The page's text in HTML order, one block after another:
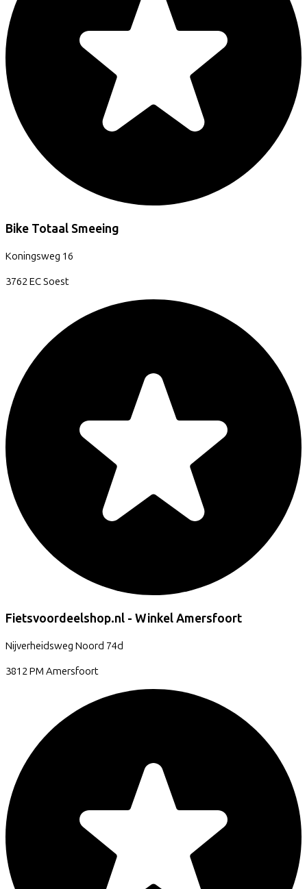
Bike Totaal Smeeing
Koningsweg 16
3762 ECSoest
Fietsvoordeelshop.nl - Winkel Amersfoort
Nijverheidsweg Noord 74d
3812 PM Amersfoort